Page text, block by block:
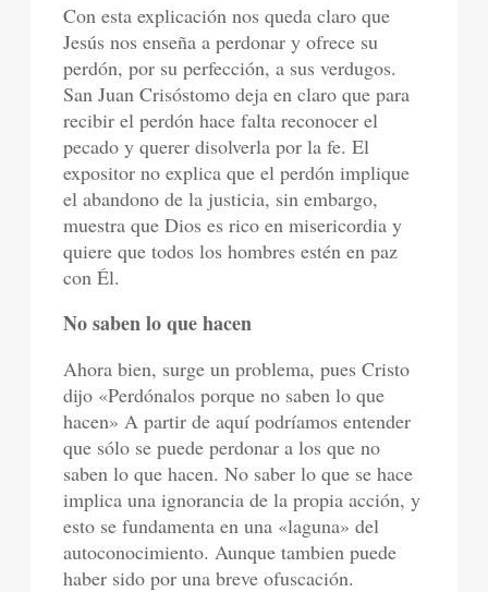
Con esta explicación nos queda claro que
Jesús nos enseña a perdonar y ofrece su
perdón, por su perfección, a sus verdugos.
San Juan Crisóstomo deja en claro que para
recibir el perdón hace falta reconocer el
pecado y querer disolverla por la fe. El
expositor no explica que el perdón implique
el abandono de la justicia, sin embargo,
muestra que Dios es rico en misericordia y
quiere que todos los hombres estén en paz
con Él.
No saben lo que hacen
Ahora bien, surge un problema, pues Cristo
dijo «Perdónalos porque no saben lo que
hacen» A partir de aquí podríamos entender
que sólo se puede perdonar a los que no
saben lo que hacen. No saber lo que se hace
implica una ignorancia de la propia acción, y
esto se fundamenta en una «laguna» del
autoconocimiento. Aunque tambien puede
haber sido por una breve ofuscación.